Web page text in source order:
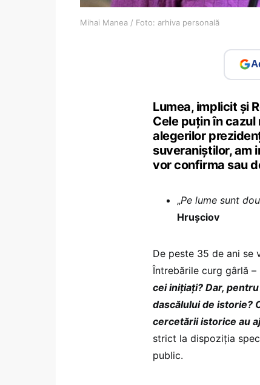
Mihai Manea / Foto: arhiva personală
Lumea, implicit și
Cele puțin în
alegerilor
suveraniștilor, am
vor confirma sau
„Pe lume sunt
Hrușciov
De peste 35 de ani se
Întrebările curg gârlă –
cei inițiați? Dar,
dascălului de istorie?
cercetării istorice au
strict la dispoziția
public.